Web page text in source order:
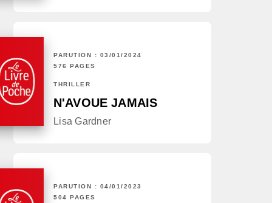
PARUTION : 03/01/2024
576 PAGES
THRILLER
N'AVOUE JAMAIS
Lisa Gardner
PARUTION : 04/01/2023
504 PAGES